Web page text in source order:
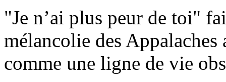
"Je n’ai plus peur de toi"
mélancolie des Appalaches
comme une ligne de vie